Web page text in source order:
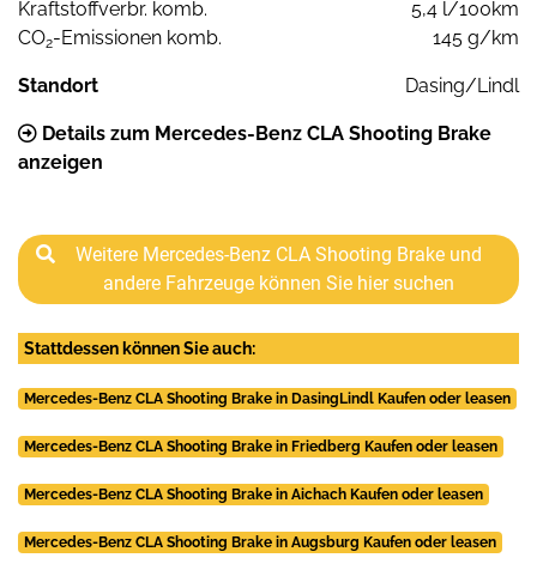
Kraftstoffverbr. komb.
5,4 l/100km
CO2-Emissionen komb. 145 g/km
Standort Dasing/Lindl
Details zum Mercedes-Benz CLA Shooting Brake
anzeigen
Weitere Mercedes-Benz CLA Shooting Brake und
andere Fahrzeuge können Sie hier suchen
Stattdessen können Sie auch:
Mercedes-Benz CLA Shooting Brake in DasingLindl Kaufen oder leasen
Mercedes-Benz CLA Shooting Brake in Friedberg Kaufen oder leasen
Mercedes-Benz CLA Shooting Brake in Aichach Kaufen oder leasen
Mercedes-Benz CLA Shooting Brake in Augsburg Kaufen oder leasen